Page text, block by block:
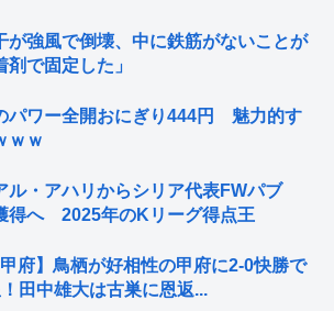
が強風で倒壊、中に鉄筋がないことが
で固定した」
パワー全開おにぎり444円 魅力的す
ｗｗ
ル・アハリからシリア代表FWパブ
得へ 2025年のKリーグ得点王
府】鳥栖が好相性の甲府に2-0快勝で
田中雄大は古巣に恩返...